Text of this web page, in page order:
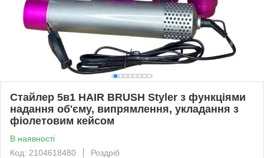
Стайлер 5в1 HAIR BRUSH Styler з функціями
надання об'єму, випрямлення, укладання з
фіолетовим кейсом
В наявності
Код: 2104618480
Роздріб